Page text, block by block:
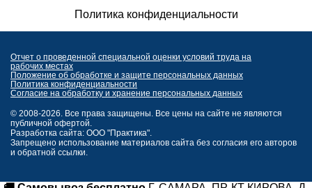
Политика конфиденциальности
Отчет о проведенной специальной оценки условий труда на
рабочих местах
Положение об обработке и защите персональных данных
Политика конфиденциальности
Согласие на обработку и хранение персональных данных
© 2008-2026. Все права защищены. Все цены на сайте не являются
публичной офертой.
Разработка сайта: ООО "Практика".
Запрещено использование материалов сайта без согласия его авторов
и обратной ссылки.